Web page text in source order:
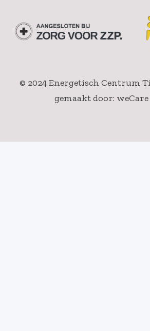
© 2024 Energetisch Centrum
gemaakt door: